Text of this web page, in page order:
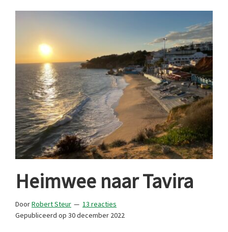
Heimwee naar Tavira
DoorRobert Steur
13 reacties
Gepubliceerd op 30 december 2022